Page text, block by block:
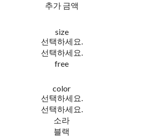
추가 금액
size
선택하세요.
선택하세요.
free
color
선택하세요.
선택하세요.
소라
블랙